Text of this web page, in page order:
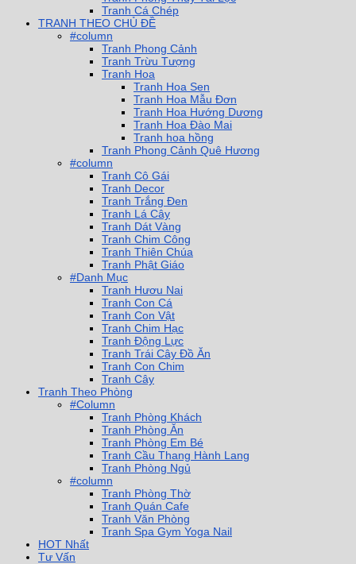
Tranh Cá Chép
TRANH THEO CHỦ ĐỀ
#column
Tranh Phong Cảnh
Tranh Trừu Tượng
Tranh Hoa
Tranh Hoa Sen
Tranh Hoa Mẫu Đơn
Tranh Hoa Hướng Dương
Tranh Hoa Đào Mai
Tranh hoa hồng
Tranh Phong Cảnh Quê Hương
#column
Tranh Cô Gái
Tranh Decor
Tranh Trắng Đen
Tranh Lá Cây
Tranh Dát Vàng
Tranh Chim Công
Tranh Thiên Chúa
Tranh Phật Giáo
#Danh Mục
Tranh Hươu Nai
Tranh Con Cá
Tranh Con Vật
Tranh Chim Hạc
Tranh Động Lực
Tranh Trái Cây Đồ Ăn
Tranh Con Chim
Tranh Cây
Tranh Theo Phòng
#Column
Tranh Phòng Khách
Tranh Phòng Ăn
Tranh Phòng Em Bé
Tranh Cầu Thang Hành Lang
Tranh Phòng Ngủ
#column
Tranh Phòng Thờ
Tranh Quán Cafe
Tranh Văn Phòng
Tranh Spa Gym Yoga Nail
HOT Nhất
Tư Vấn